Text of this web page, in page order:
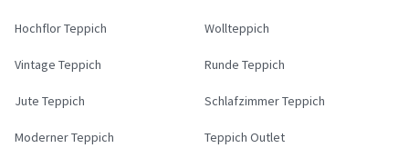
Hochflor Teppich Wollteppich
Vintage Teppich Runde Teppich
Jute Teppich Schlafzimmer Teppich
Moderner Teppich Teppich Outlet